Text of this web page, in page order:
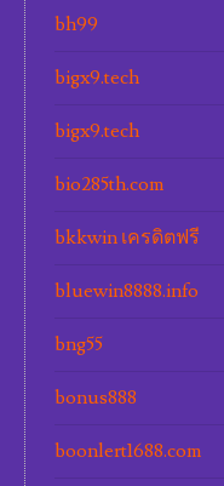
bh99
bigx9.tech
bigx9.tech
bio285th.com
bkkwin เครดิตฟรี
bluewin8888.info
bng55
bonus888
boonlert1688.com